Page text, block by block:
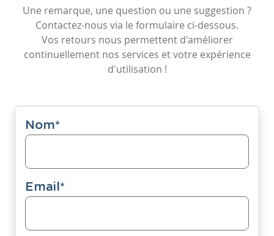
Une remarque, une question ou une suggestion ?
Contactez-nous via le formulaire ci-dessous.
Vos retours nous permettent d'améliorer
continuellement nos services et votre expérience
d'utilisation !
Nom*
Email*